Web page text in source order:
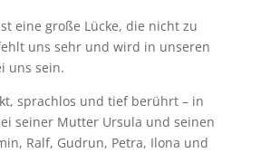
eine große Lücke, die nicht zu
uns sehr und wird in unseren
uns sein.
sprachlos und tief berührt – in
seiner Mutter Ursula und seinen
Ralf, Gudrun, Petra, Ilona und